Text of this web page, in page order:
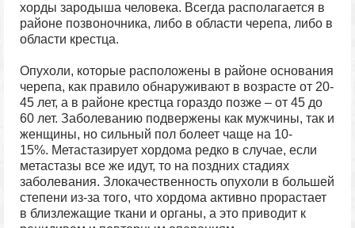
хорды зародыша человека. Всегда располагается в
районе позвоночника, либо в области черепа, либо в
области крестца.
Опухоли, которые расположены в районе основания
черепа, как правило обнаруживают в возрасте от 20-
45 лет, а в районе крестца гораздо позже – от 45 до
60 лет. Заболеванию подвержены как мужчины, так и
женщины, но сильный пол болеет чаще на 10-
15%. Метастазирует хордома редко в случае, если
метастазы все же идут, то на поздних стадиях
заболевания. Злокачественность опухоли в большей
степени из-за того, что хордома активно прорастает
в близлежащие ткани и органы, а это приводит к